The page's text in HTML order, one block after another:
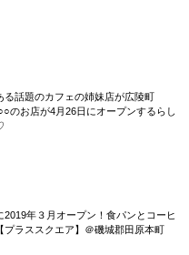
る話題のカフェの姉妹店が広陵町
のお店が4月26日にオープンするらし
2019年３月オープン！食パンとコーヒ
プラススクエア】＠磯城郡田原本町